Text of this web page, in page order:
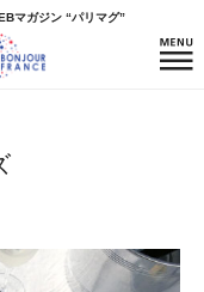
マガジン “パリマグ”